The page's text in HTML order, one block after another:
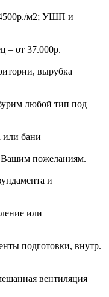
м2; УШП и
– от 37.000р.
вырубка
любой тип под
или бани
пожеланиям.
и
или
подготовки, внутр.
вентиляция